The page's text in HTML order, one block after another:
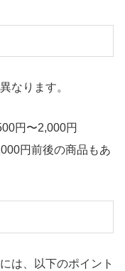
なります。
円〜2,000円
円前後の商品もあ
は、以下のポイント